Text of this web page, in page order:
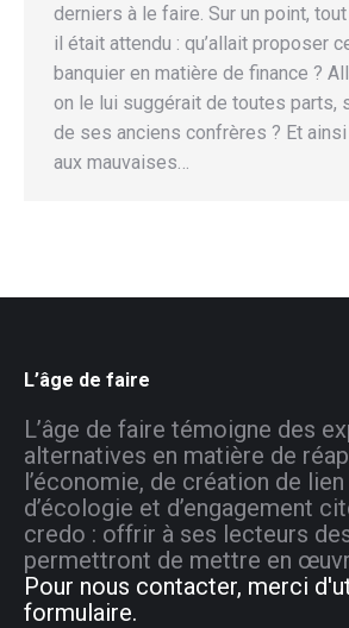
derniers à le faire. Sur un point,
il était attendu : qu’allait proposer
banquier en matière de finance ?
on le lui suggérait de toutes parts,
de ses anciens confrères ? Et
aux mauvaises…
L’âge de faire
L’âge de faire témoigne des
alternatives en matière de
l’économie, de création de
d’écologie et d’engagement
credo : offrir à ses lecteurs
permettront de mettre en
Pour nous contacter, merci
formulaire.